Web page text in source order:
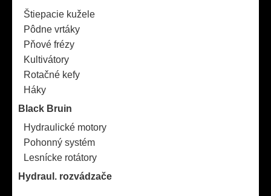
Štiepacie kužele
Pôdne vrtáky
Pňové frézy
Kultivátory
Rotačné kefy
Háky
Black Bruin
Hydraulické motory
Pohonný systém
Lesnícke rotátory
Hydraul. rozvádzače